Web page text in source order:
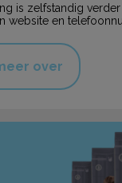
is zelfstandig
website en
over